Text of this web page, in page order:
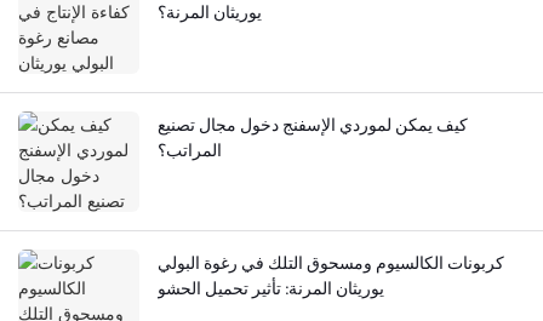
يوريثان المرنة؟
كيف يمكن لموردي الإسفنج دخول مجال تصنيع
المراتب؟
كربونات الكالسيوم ومسحوق التلك في رغوة البولي
يوريثان المرنة: تأثير تحميل الحشو